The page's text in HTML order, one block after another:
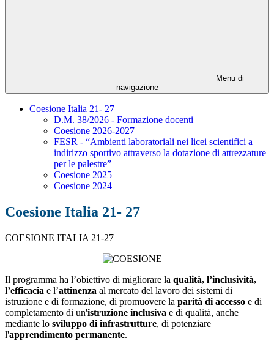
Menu di
navigazione
Coesione Italia 21- 27
D.M. 38/2026 - Formazione docenti
Coesione 2026-2027
FESR - “Ambienti laboratoriali nei licei scientifici a
indirizzo sportivo attraverso la dotazione di attrezzature
per le palestre”
Coesione 2025
Coesione 2024
Coesione Italia 21- 27
COESIONE ITALIA 21-27
Il programma ha l’obiettivo di migliorare la qualità, l’inclusività,
l’efficacia e l’attinenza al mercato del lavoro dei sistemi di
istruzione e di formazione, di promuovere la parità di accesso e di
completamento di un'istruzione inclusiva e di qualità, anche
mediante lo sviluppo di infrastrutture, di potenziare
l'apprendimento permanente.